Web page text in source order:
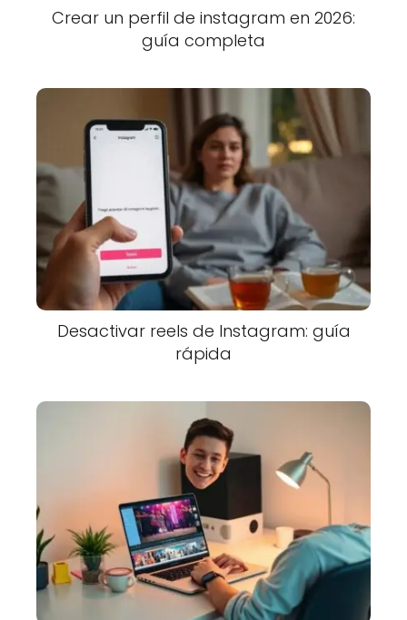
Crear un perfil de instagram en 2026:
guía completa
Desactivar reels de Instagram: guía
rápida